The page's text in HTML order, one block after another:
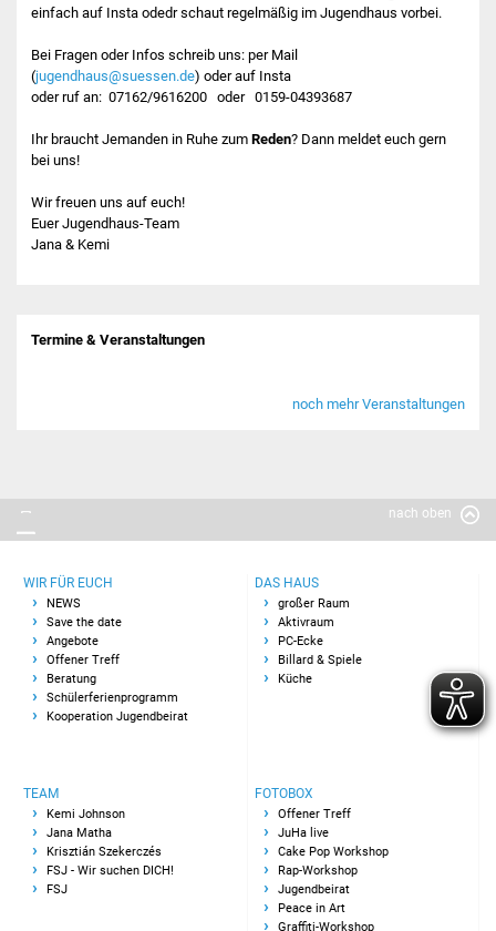
Neubau Bizetareal
Jugendbeteiligung
einfach auf Insta odedr schaut regelmäßig im Jugendhaus vorbei.
Bei Fragen oder Infos schreib uns: per Mail
(jugendhaus@suessen.de) oder auf Insta
oder ruf an: 07162/9616200 oder 0159-04393687
Ihr braucht Jemanden in Ruhe zumReden? Dann meldet euch gern
bei uns!
Wir freuen uns auf euch!
Euer Jugendhaus-Team
Jana & Kemi
Termine & Veranstaltungen
noch mehr Veranstaltungen
nach oben
WIR FÜR EUCH
NEWS
Save the date
Angebote
Offener Treff
Beratung
Schülerferienprogramm
Kooperation Jugendbeirat
DAS HAUS
großer Raum
Aktivraum
PC-Ecke
Billard & Spiele
Küche
TEAM
Kemi Johnson
Jana Matha
Krisztián Szekerczés
FSJ - Wir suchen DICH!
FSJ
FOTOBOX
Offener Treff
JuHa live
Cake Pop Workshop
Rap-Workshop
Jugendbeirat
Peace in Art
Graffiti-Workshop